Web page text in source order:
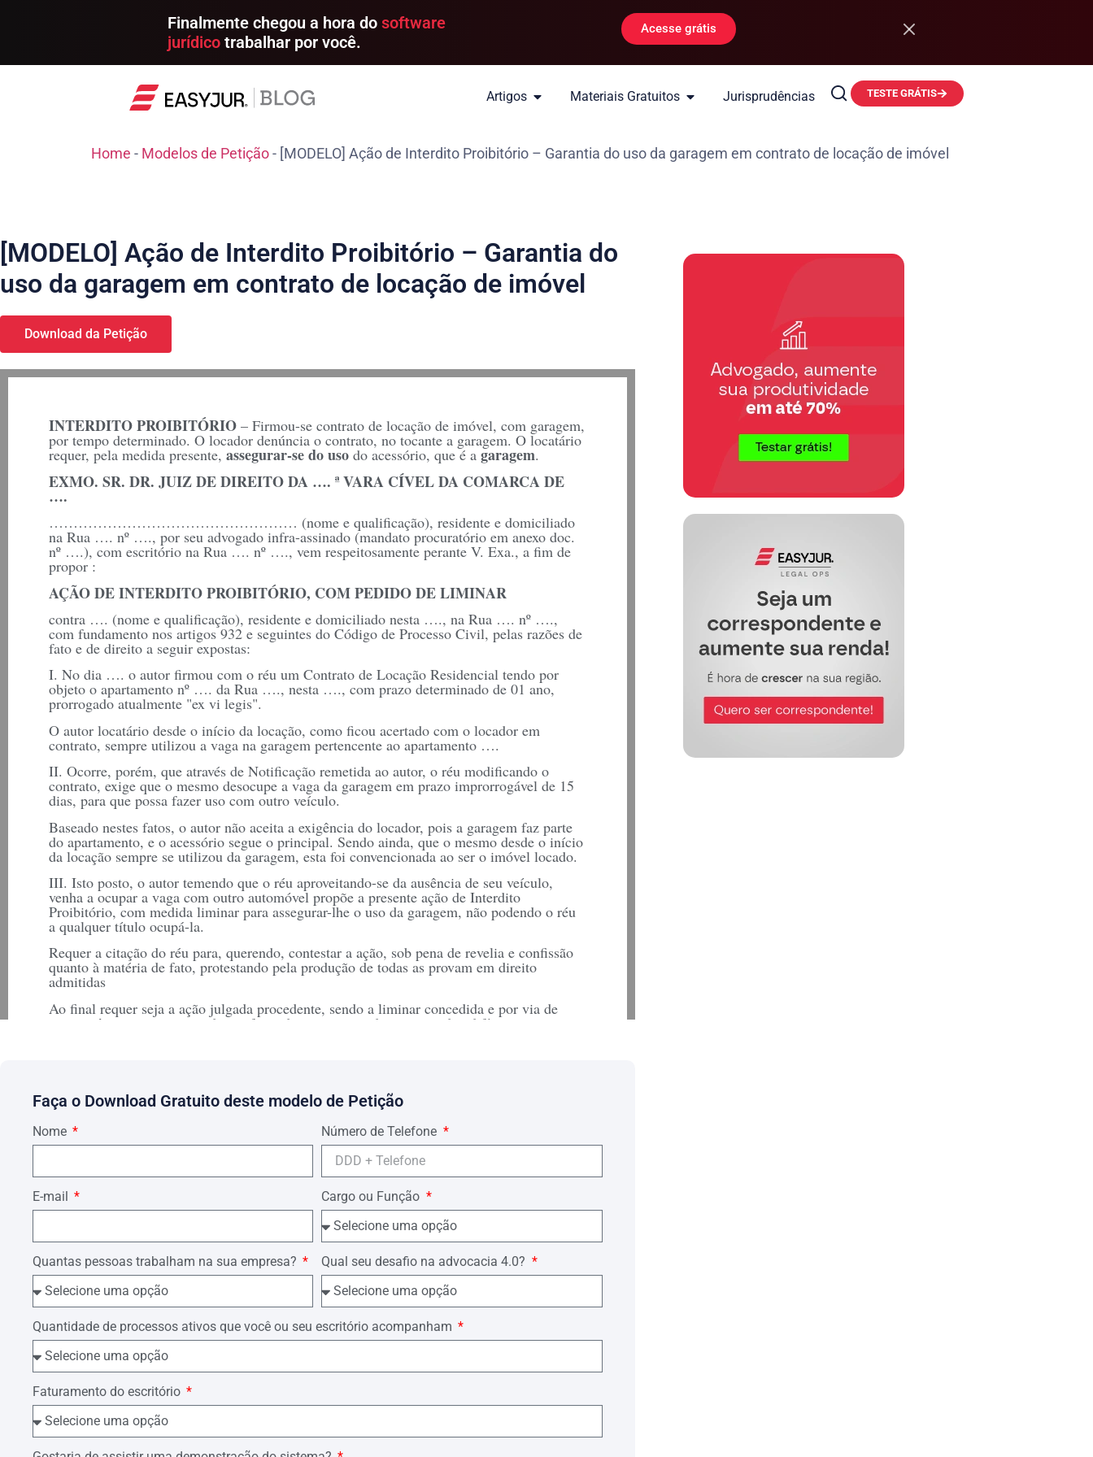
Finalmente chegou a hora dosoftware
jurídico trabalhar por você.
Acesse grátis
Artigos Materiais Gratuitos Jurisprudências TESTE GRÁTIS
Home - Modelos de Petição- [MODELO] Ação de Interdito Proibitório – Garantia do uso da garagem em contrato de locação de imóvel
[MODELO] Ação de Interdito Proibitório – Garantia do
uso da garagem em contrato de locação de imóvel
Download da Petição
INTERDITO PROIBITÓRIO – Firmou-se contrato de locação de imóvel, com garagem,
por tempo determinado. O locador denúncia o contrato, no tocante a garagem. O locatário
requer, pela medida presente, assegurar-se do uso do acessório, que é a garagem.
EXMO. SR. DR. JUIZ DE DIREITO DA …. ª VARA CÍVEL DA COMARCA DE
….
…………………………………………… (nome e qualificação), residente e domiciliado
na Rua …. nº …., por seu advogado infra-assinado (mandato procuratório em anexo doc.
nº ….), com escritório na Rua …. nº …., vem respeitosamente perante V. Exa., a fim de
propor :
AÇÃO DE INTERDITO PROIBITÓRIO, COM PEDIDO DE LIMINAR
contra …. (nome e qualificação), residente e domiciliado nesta …., na Rua …. nº ….,
com fundamento nos artigos 932 e seguintes do Código de Processo Civil, pelas razões de
fato e de direito a seguir expostas:
I. No dia …. o autor firmou com o réu um Contrato de Locação Residencial tendo por
objeto o apartamento nº …. da Rua …., nesta …., com prazo determinado de 01 ano,
prorrogado atualmente "ex vi legis".
O autor locatário desde o início da locação, como ficou acertado com o locador em
contrato, sempre utilizou a vaga na garagem pertencente ao apartamento ….
II. Ocorre, porém, que através de Notificação remetida ao autor, o réu modificando o
contrato, exige que o mesmo desocupe a vaga da garagem em prazo improrrogável de 15
dias, para que possa fazer uso com outro veículo.
Baseado nestes fatos, o autor não aceita a exigência do locador, pois a garagem faz parte
do apartamento, e o acessório segue o principal. Sendo ainda, que o mesmo desde o início
da locação sempre se utilizou da garagem, esta foi convencionada ao ser o imóvel locado.
III. Isto posto, o autor temendo que o réu aproveitando-se da ausência de seu veículo,
venha a ocupar a vaga com outro automóvel propõe a presente ação de Interdito
Proibitório, com medida liminar para assegurar-lhe o uso da garagem, não podendo o réu
a qualquer título ocupá-la.
Requer a citação do réu para, querendo, contestar a ação, sob pena de revelia e confissão
quanto à matéria de fato, protestando pela produção de todas as provam em direito
admitidas
Ao final requer seja a ação julgada procedente, sendo a liminar concedida e por via de
consequência seja assegurado em favor do autor o uso da garagem do edifício …., ao
imóvel locado , por meio do que restará comprovado que à unidade autônoma se agrega a
garagem.
Dá-se a causa para efeitos fiscais o valor de R$ ….
P. Deferimento.
…., …. de …. de ….
………………
Advogado
Faça o Download Gratuito deste modelo de Petição
Nome Número de Telefone
E-mail Cargo ou Função
Quantas pessoas trabalham na sua empresa? Qual seu desafio na advocacia 4.0?
Quantidade de processos ativos que você ou seu escritório acompanham
Faturamento do escritório